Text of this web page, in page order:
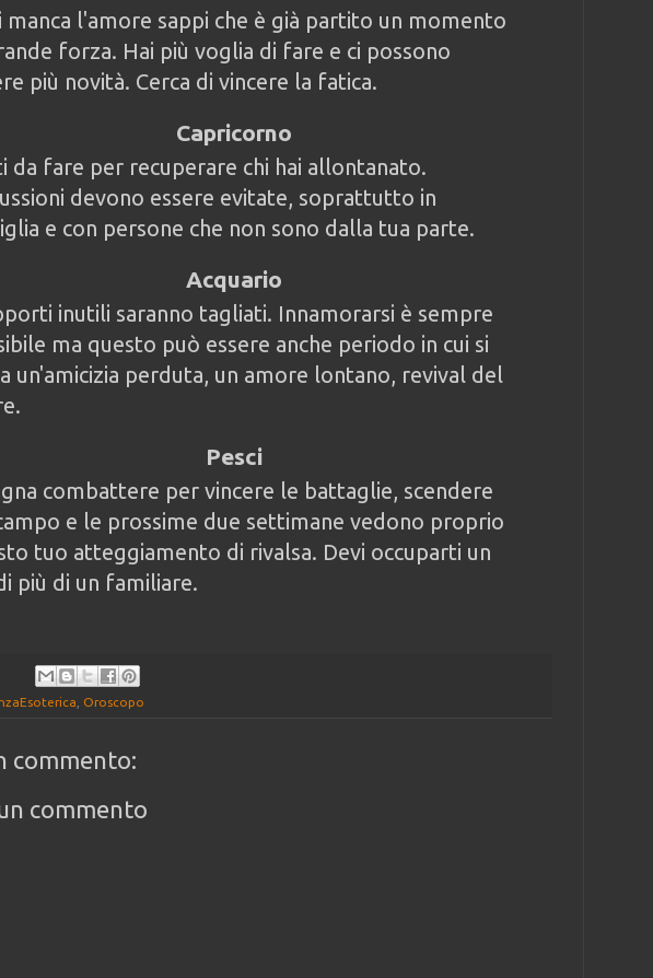
manca l'amore sappi che è già partito un momento
forza. Hai più voglia di fare e ci possono
più novità. Cerca di vincere la fatica.
Capricorno
da fare per recuperare chi hai allontanato.
devono essere evitate, soprattutto in
e con persone che non sono dalla tua parte.
Acquario
inutili saranno tagliati. Innamorarsi è sempre
ma questo può essere anche periodo in cui si
un'amicizia perduta, un amore lontano, revival del
Pesci
combattere per vincere le battaglie, scendere
e le prossime due settimane vedono proprio
tuo atteggiamento di rivalsa. Devi occuparti un
più di un familiare.
Oroscopo
commento:
commento